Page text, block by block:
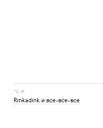
⌥ ←
Rinkadink и все-все-все